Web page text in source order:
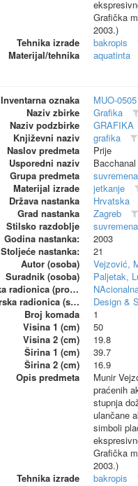
Grafička
2003.)
Tehnika izrade
bakropis
Materijal/tehnika
aquatinta
Inventarna oznaka
MUO-
Naziv zbirke
Grafika
Naziv podzbirke
GRAFIKA
Književni naziv
grafika
Naslov predmeta
Prije
Usporedni naziv
Bacchanal
Grupa predmeta
suvremena
Materijal izrade
jetkanje
Država nastanka
Hrvatska
Grad nastanka
Zagreb
Stilsko razdoblje
suvremena
Godina nastanka:
2003
Stoljeće nastanka:
21
Autor (osoba)
Vejzović,
Suradnik (osoba)
Paljetak,
Autorska radionica (proizvođač)
Suautorska radionica (suproizvođač)
Design &
Broj komada
1
Visina 1 (cm)
50
Visina 2 (cm)
19.8
Širina 1 (cm)
39.7
Širina 2 (cm)
16.9
Opis predmeta
Munir
praćenih
stupnja
ulančane
simboli
Grafička
2003.)
Tehnika izrade
bakropis